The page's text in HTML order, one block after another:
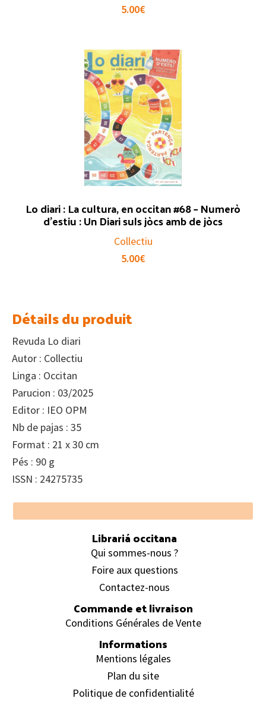
5.00€
Lo diari : La cultura, en occitan #68 – Numerò
d’estiu : Un Diari suls jòcs amb de jòcs
Collectiu
5.00€
Détails du produit
Revuda Lo diari
Autor : Collectiu
Linga : Occitan
Parucion : 03/2025
Editor : IEO OPM
Nb de pajas : 35
Format : 21 x 30 cm
Pés : 90 g
ISSN : 24275735
Footer
Librariá occitana
Qui sommes-nous ?
Foire aux questions
Contactez-nous
Commande et livraison
Conditions Générales de Vente
Informations
Mentions légales
Plan du site
Politique de confidentialité